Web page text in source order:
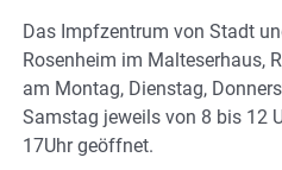
Das Impfzentrum von Stadt
Rosenheim im Malteserhaus,
am Montag, Dienstag,
Samstag jeweils von 8 bis 12
17Uhr geöffnet.